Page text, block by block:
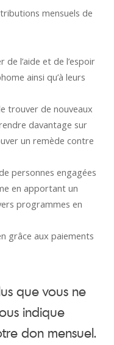
mensuels de
l’aide et de l’espoir
ainsi qu’à leurs
trouver de nouveaux
davantage sur
un remède contre
personnes engagées
en apportant un
programmes en
grâce aux paiements
que vous ne
indique
don mensuel.